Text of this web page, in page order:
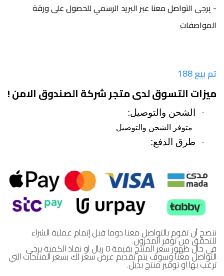
- يرجى التواصل معنا عبر البريد الرسمي للحصول على ورقة
المواصفات
تم بيع 188
ميزات التسوق لدى متجر شركة الصندوق الامن !
· الشحن والتوصيل:
متوفر الشحن والتوصيل
· طرق الدفع:
ننصح أن تقوم بالتواصل معنا دوما قبل إتمام عملية الشراء
للتحقق من توفر المخزون.
في حال ظهور سعر المنتج بقيمة 0 ريال او نفاذ الكمية يرجى
التواصل معنا وسوف يتم تقديم عرض سعر لك بسعر المنتجات التي
ترغب بها او توفير منتج بديل.